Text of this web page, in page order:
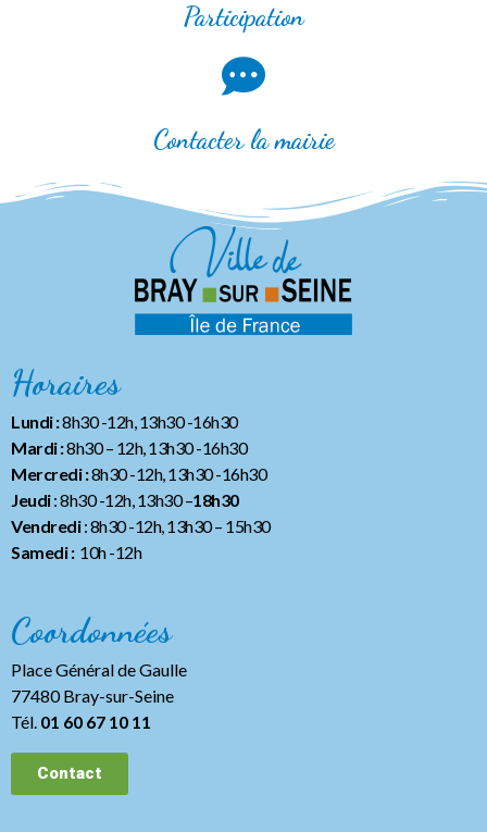
Participation
Contacter la mairie
Horaires
Lundi :8h30 -12h, 13h30 -16h30
Mardi :8h30 – 12h, 13h30 -16h30
Mercredi :8h30 -12h, 13h30 -16h30
Jeudi: 8h30 -12h, 13h30 –18h30
Vendredi: 8h30 -12h, 13h30– 15h30
Samedi :10h -12h
Coordonnées
Place Général de Gaulle
77480 Bray-sur-Seine
Tél. 01 60 67 10 11
Contact